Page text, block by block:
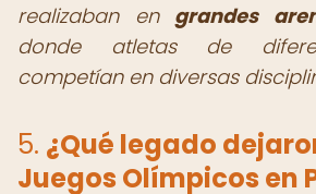
realizaban en grandes
donde atletas de
competían en diversas
5. ¿Qué legado
Juegos Olímpicos en